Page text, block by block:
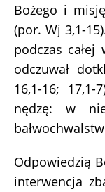
Bożego i
(por. Wj 3,1-
podczas
odczuwał
16,1-16;
nędzę: w
Odpowiedzią
interwencja